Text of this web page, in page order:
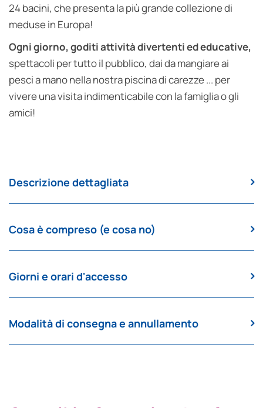
24 bacini, che presenta la più grande collezione di
meduse in Europa!
Ogni giorno, goditi attività divertenti ed educative,
spettacoli per tutto il pubblico, dai da mangiare ai
pesci a mano nella nostra piscina di carezze ... per
vivere una visita indimenticabile con la famiglia o gli
amici!
Descrizione dettagliata
Cosa è compreso (e cosa no)
Giorni e orari d'accesso
Modalità di consegna e annullamento